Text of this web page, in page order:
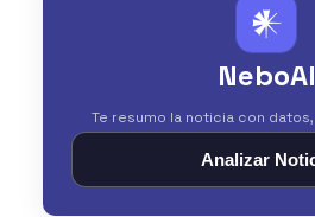
𒀭
NeboAI
Te resumo la noticia con
Analizar